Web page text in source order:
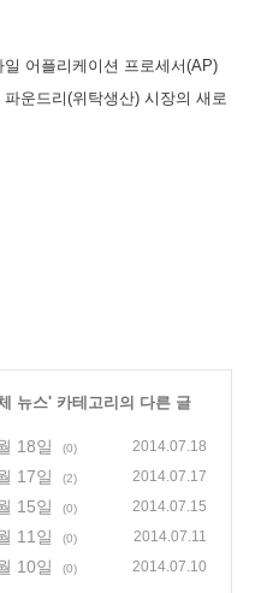
어플리케이션 프로세서(AP)
운드리(위탁생산) 시장의 새로
뉴스' 카테고리의 다른 글
18일 (0) 2014.07.18
17일 (2) 2014.07.17
15일 (0) 2014.07.15
11일 (0) 2014.07.11
10일 (0) 2014.07.10